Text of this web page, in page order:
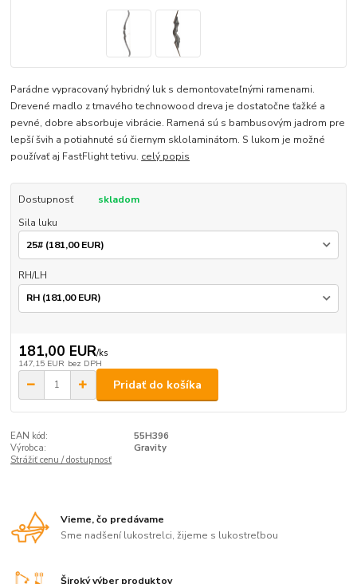
Parádne vypracovaný hybridný luk s demontovateľnými ramenami.
Drevené madlo z tmavého technowood dreva je dostatočne ťažké a
pevné, dobre absorbuje vibrácie. Ramená sú s bambusovým jadrom pre
lepší švih a potiahnuté sú čiernym sklolaminátom. S lukom je možné
používať aj FastFlight tetivu. celý popis
Dostupnosť
skladom
Sila luku
RH/LH
181,00 EUR/ks
147,15 EUR bez DPH
Pridať do košíka
EAN kód:
55H396
Výrobca:
Gravity
Strážiť cenu / dostupnosť
Vieme, čo predávame
Sme nadšení lukostrelci, žijeme s lukostreľbou
Široký výber produktov